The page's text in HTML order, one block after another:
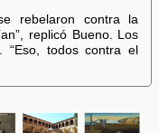
rebelaron contra la
replicó Bueno. Los
“Eso, todos contra el